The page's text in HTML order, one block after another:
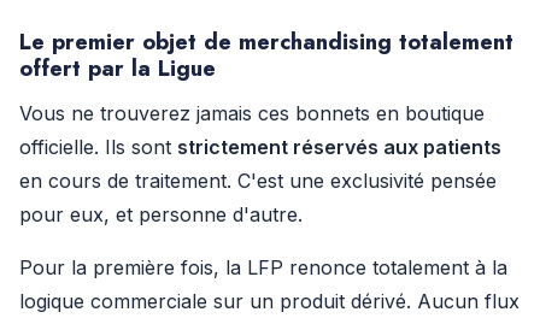
Le premier objet de merchandising totalement
offert par la Ligue
Vous ne trouverez jamais ces bonnets en boutique
officielle. Ils sont strictement réservés aux patients
en cours de traitement. C'est une exclusivité pensée
pour eux, et personne d'autre.
Pour la première fois, la LFP renonce totalement à la
logique commerciale sur un produit dérivé. Aucun flux